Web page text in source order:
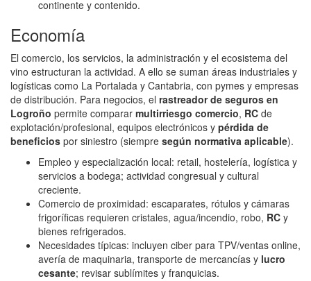
continente y contenido.
Economía
El comercio, los servicios, la administración y el ecosistema del
vino estructuran la actividad. A ello se suman áreas industriales y
logísticas como La Portalada y Cantabria, con pymes y empresas
de distribución. Para negocios, el rastreador de seguros en
Logroño permite comparar multirriesgo comercio, RC de
explotación/profesional, equipos electrónicos y pérdida de
beneficios por siniestro (siempre según normativa aplicable).
Empleo y especialización local: retail, hostelería, logística y
servicios a bodega; actividad congresual y cultural
creciente.
Comercio de proximidad: escaparates, rótulos y cámaras
frigoríficas requieren cristales, agua/incendio, robo, RC y
bienes refrigerados.
Necesidades típicas: incluyen ciber para TPV/ventas online,
avería de maquinaria, transporte de mercancías y lucro
cesante; revisar sublímites y franquicias.